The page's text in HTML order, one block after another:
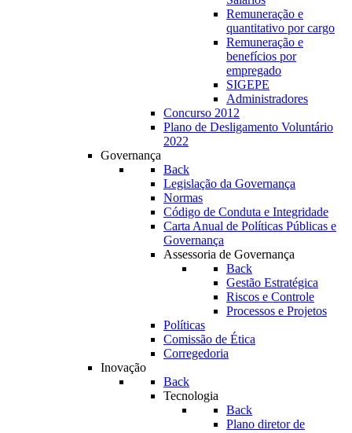
Remuneração e
quantitativo por cargo
Remuneração e
benefícios por
empregado
SIGEPE
Administradores
Concurso 2012
Plano de Desligamento Voluntário
2022
Governança
Back
Legislação da Governança
Normas
Código de Conduta e Integridade
Carta Anual de Políticas Públicas e
Governança
Assessoria de Governança
Back
Gestão Estratégica
Riscos e Controle
Processos e Projetos
Políticas
Comissão de Ética
Corregedoria
Inovação
Back
Tecnologia
Back
Plano diretor de